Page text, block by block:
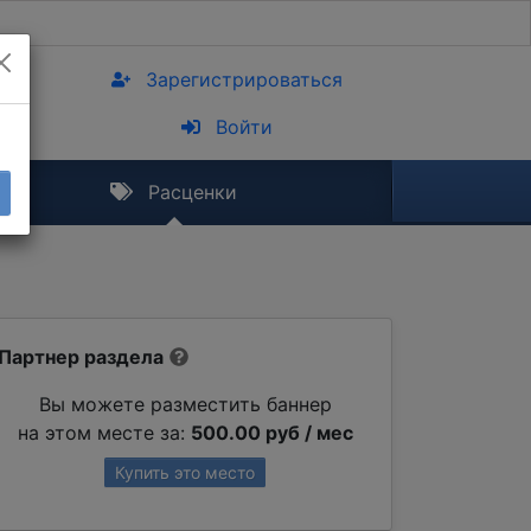
Зарегистрироваться
Войти
Расценки
раздела
Вы можете разместить баннер
на этом месте за: 500.00 руб / мес
Купить это место